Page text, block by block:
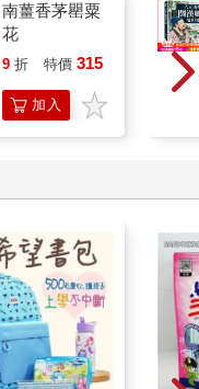
南薑香茅罌粟
花
9 折 特價 315
加入
購物